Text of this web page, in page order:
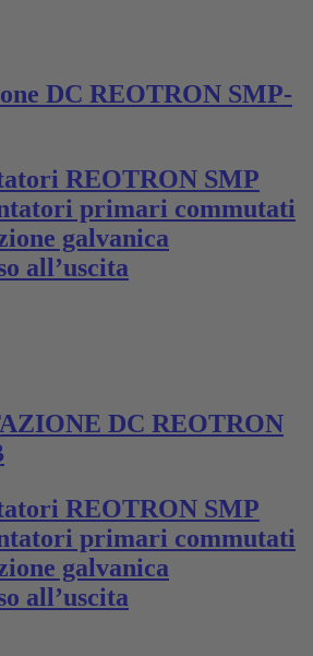
DC REOTRON SMP-
REOTRON SMP
primari commutati
galvanica
all’uscita
DC REOTRON
REOTRON SMP
primari commutati
galvanica
all’uscita